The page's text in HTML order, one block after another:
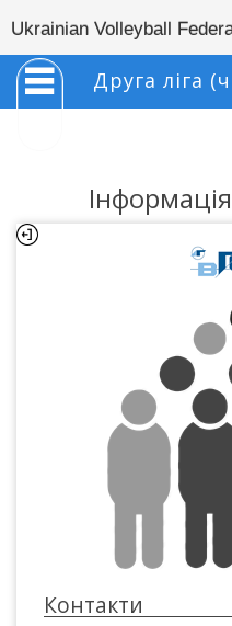
Ukrainian Volleyball
Друга ліга
Контакти